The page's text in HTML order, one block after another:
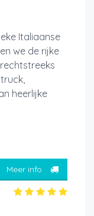
Italiaanse
we de rijke
heerlijke
Meer info